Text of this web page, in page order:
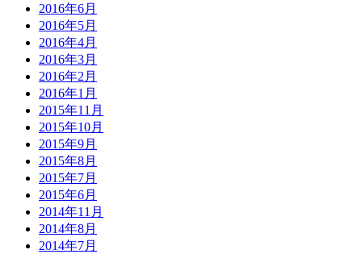
2016年6月
2016年5月
2016年4月
2016年3月
2016年2月
2016年1月
2015年11月
2015年10月
2015年9月
2015年8月
2015年7月
2015年6月
2014年11月
2014年8月
2014年7月